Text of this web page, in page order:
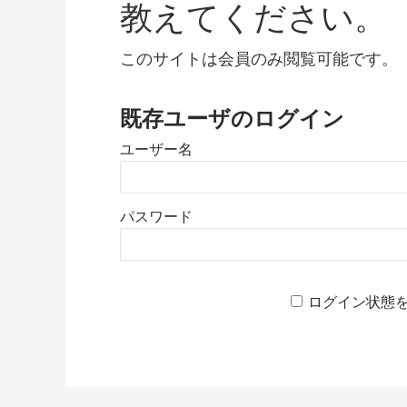
教えてください。
このサイトは会員のみ閲覧可能です。
既存ユーザのログイン
ユーザー名
パスワード
ログイン状態